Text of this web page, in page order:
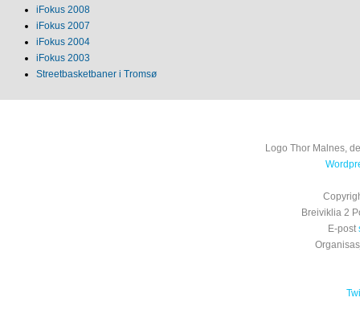
iFokus 2008
iFokus 2007
iFokus 2004
iFokus 2003
Streetbasketbaner i Tromsø
Logo Thor Malnes,
Breiviklia 2
E-post